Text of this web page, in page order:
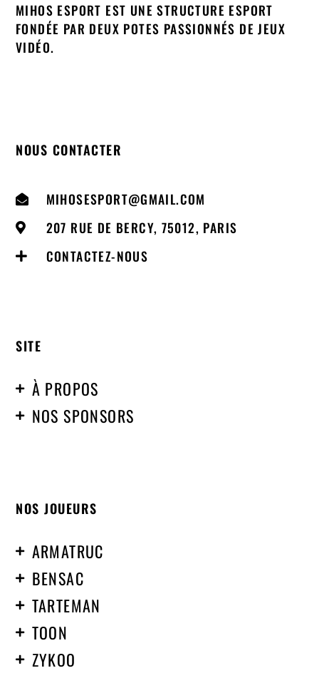
MIHOS ESPORT EST UNE STRUCTURE ESPORT
FONDÉE PAR DEUX POTES PASSIONNÉS DE JEUX
VIDÉO.
NOUS CONTACTER
MIHOSESPORT@GMAIL.COM
207 RUE DE BERCY, 75012, PARIS
CONTACTEZ-NOUS
SITE
À PROPOS
NOS SPONSORS
NOS JOUEURS
ARMATRUC
BENSAC
TARTEMAN
TOON
ZYKOO